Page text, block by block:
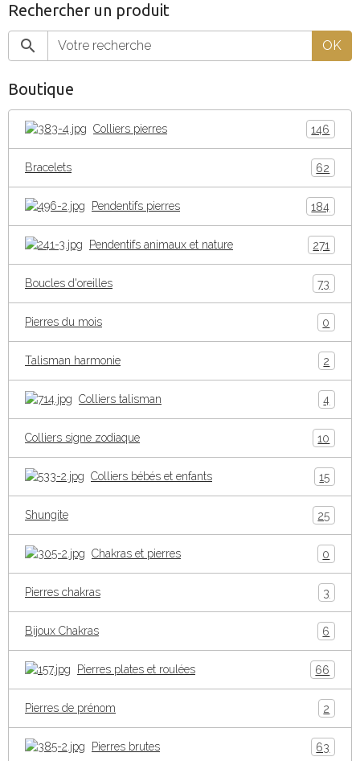
Rechercher un produit
OK
Boutique
Colliers pierres 146
Bracelets 62
Pendentifs pierres 184
Pendentifs animaux et nature 271
Boucles d'oreilles 73
Pierres du mois 0
Talisman harmonie 2
Colliers talisman 4
Colliers signe zodiaque 10
Colliers bébés et enfants 15
Shungite 25
Chakras et pierres 0
Pierres chakras 3
Bijoux Chakras 6
Pierres plates et roulées 66
Pierres de prénom 2
Pierres brutes 63